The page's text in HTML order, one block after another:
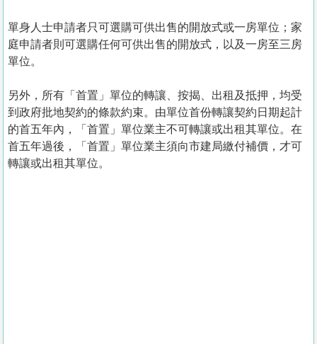
單身人士申請者只可選購可供出售的開放式或一房單位；家
庭申請者則可選購任何可供出售的開放式，以及一房至三房
單位。
另外，所有「首置」單位的轉讓、按揭、出租及抵押，均受
到政府批地契約的條款約束。由單位首份轉讓契約日期起計
的首五年內，「首置」單位業主不可轉讓或出租其單位。在
首五年過後，「首置」單位業主須向市建局繳付補價，才可
轉讓或出租其單位。